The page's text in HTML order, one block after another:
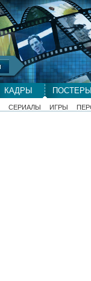
КАДРЫ
СЕРИАЛЫ ИГРЫ